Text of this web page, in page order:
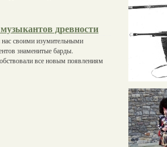
древности
своими изумительными
знаменитые барды.
все новым появлениям